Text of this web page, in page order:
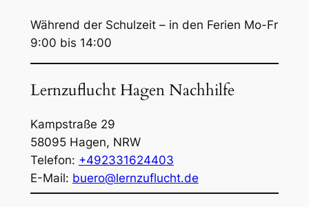
Während der Schulzeit – in den Ferien Mo-Fr
9:00 bis 14:00
Lernzuflucht Hagen Nachhilfe
Kampstraße 29
58095Hagen, NRW
Telefon: +492331624403
E-Mail: buero@lernzuflucht.de